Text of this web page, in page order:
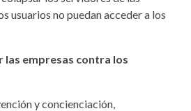
usuarios no puedan acceder a los
las empresas contra los
y concienciación,